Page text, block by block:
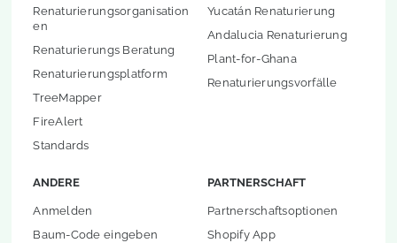
Renaturierungsorganisation
en
Renaturierungs Beratung
Renaturierungsplatform
TreeMapper
FireAlert
Standards
Yucatán Renaturierung
Andalucia Renaturierung
Plant-for-Ghana
Renaturierungsvorfälle
ANDERE
Anmelden
Baum-Code eingeben
PARTNERSCHAFT
Partnerschaftsoptionen
Shopify App